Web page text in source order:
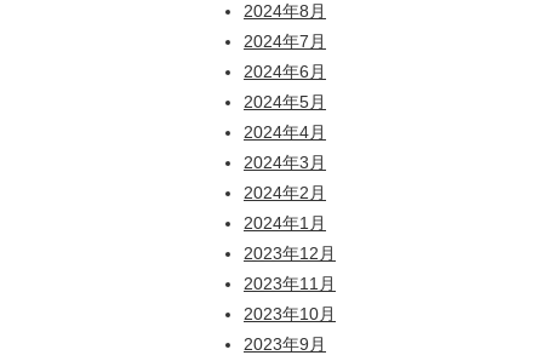
2024年8月
2024年7月
2024年6月
2024年5月
2024年4月
2024年3月
2024年2月
2024年1月
2023年12月
2023年11月
2023年10月
2023年9月